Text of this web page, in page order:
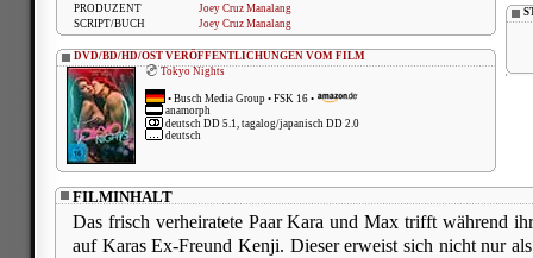
PRODUZENT
Joey Cruz Manalang
SCRIPT/BUCH
Joey Cruz Manalang
DVD/BD/HD/OST VERÖFFENTLICHUNGEN VOM FILM
Tokyo Nights
• Busch Media Group • FSK 16 •
anamorph
deutsch DD 5.1, tagalog/japanisch DD 2.0
deutsch
FILMINHALT
Das frisch verheiratete Paar Kara und Max trifft während
auf Karas Ex-Freund Kenji. Dieser erweist sich nicht nur